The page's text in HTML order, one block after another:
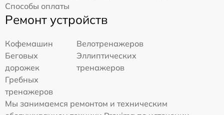
Способы оплаты
Ремонт устройств
Кофемашин
Велотренажеров
Беговых
дорожек
Эллиптических
тренажеров
Гребных
тренажеров
Мы занимаемся ремонтом и техническим